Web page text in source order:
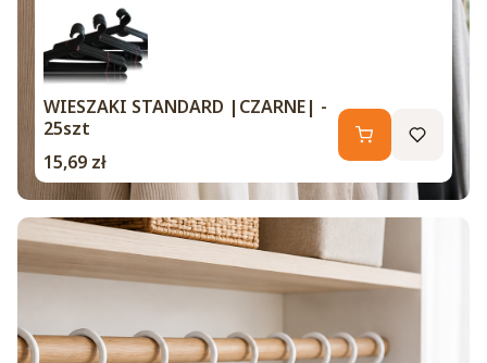
WIESZAKI STANDARD |CZARNE| -
25szt
Cena
15,69 zł